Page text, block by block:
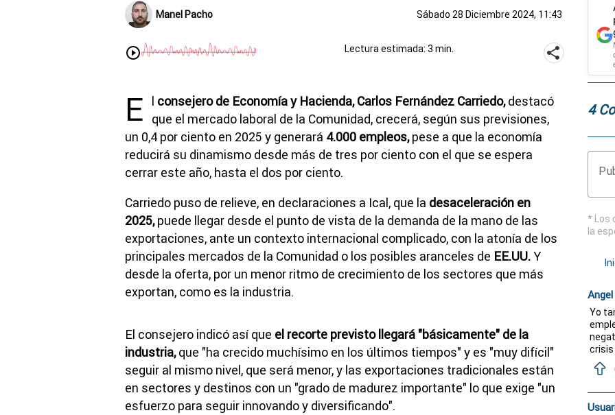
Manel Pacho Sábado 28 Diciembre 2024, 11:43
Lectura estimada: 3 min.
E l consejero de Economía y Hacienda, Carlos Fernández Carriedo,destacó
que el mercado laboral de la Comunidad, crecerá, según sus previsiones,
un 0,4 por ciento en 2025 y generará 4.000 empleos,pese a que la economía
reducirá su dinamismo desde más de tres por ciento con el que se espera
cerrar este año, hasta el dos por ciento.
Carriedo puso de relieve, en declaraciones a Ical, que la desaceleración en
2025,puede llegar desde el punto de vista de la demanda de la mano de las
exportaciones, ante un contexto internacional complicado, con la atonía de los
principales mercados de la Comunidad o los posibles aranceles de EE.UU.Y
desde la oferta, por un menor ritmo de crecimiento de los sectores que más
exportan, como es la industria.
El consejero indicó así que el recorte previsto llegará "básicamente" de la
industria,que "ha crecido muchísimo en los últimos tiempos" y es "muy difícil"
seguir al mismo nivel, que será menor, y las exportaciones tradicionales están
en sectores y destinos con un "grado de madurez importante" lo que exige "un
esfuerzo para seguir innovando y diversificando".
4
* Los
la
Yo